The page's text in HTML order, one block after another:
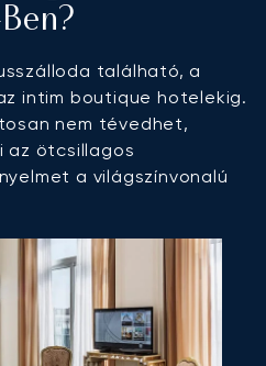
található, a
intim boutique hotelekig.
nem tévedhet,
az ötcsillagos
a világszínvonalú